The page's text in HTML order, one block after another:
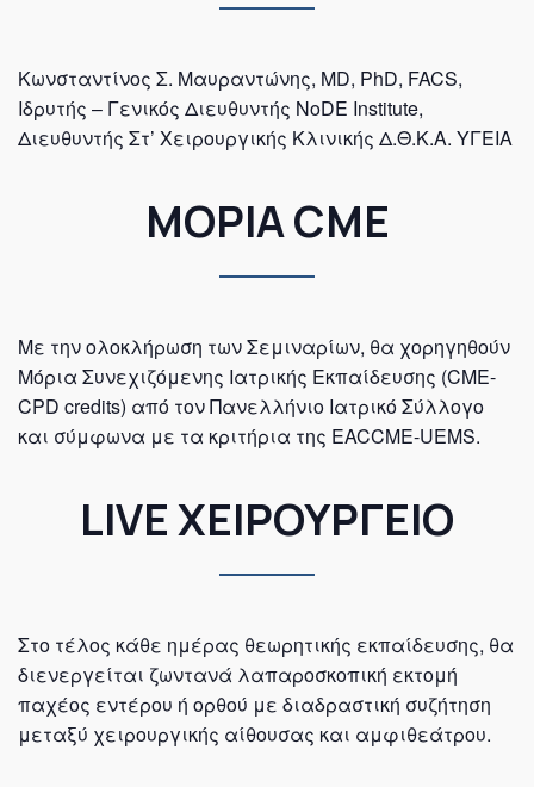
Κωνσταντίνος Σ. Μαυραντώνης, MD, PhD, FACS,
Ιδρυτής – Γενικός Διευθυντής NoDE Institute,
Διευθυντής Στ’ Χειρουργικής Κλινικής Δ.Θ.Κ.Α. ΥΓΕΙΑ
ΜΟΡΙΑ CME
Με την ολοκλήρωση των Σεμιναρίων, θα χορηγηθούν
Μόρια Συνεχιζόμενης Ιατρικής Εκπαίδευσης (CME-
CPD credits) από τον Πανελλήνιο Ιατρικό Σύλλογο
και σύμφωνα με τα κριτήρια της EACCME-UEMS.
LIVE ΧΕΙΡΟΥΡΓΕΙΟ
Στο τέλος κάθε ημέρας θεωρητικής εκπαίδευσης, θα
διενεργείται ζωντανά λαπαροσκοπική εκτομή
παχέος εντέρου ή ορθού με διαδραστική συζήτηση
μεταξύ χειρουργικής αίθουσας και αμφιθεάτρου.